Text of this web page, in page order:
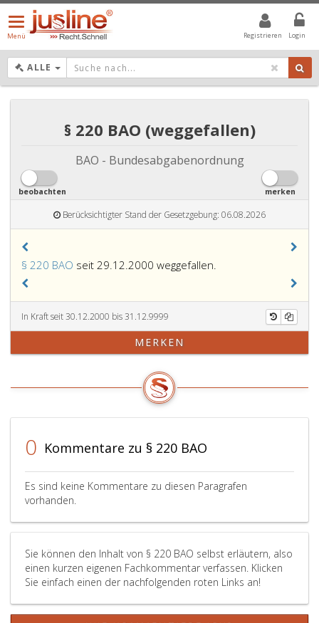
Registrieren Login
Menü
öffnen/schließen
Menü
ALLE DROPDOWN: GEWÄHLTER WERT IST ALLE
§ 220 BAO (weggefallen)
BAO - Bundesabgabenordnung
beobachten merken
Berücksichtigter Stand der Gesetzgebung: 06.08.2026
§ 220 BAO seit 29.12.2000 weggefallen.
In Kraft seit 30.12.2000 bis 31.12.9999
MERKEN
0 Kommentare zu § 220 BAO
Es sind keine Kommentare zu diesen Paragrafen
vorhanden.
Sie können den Inhalt von § 220 BAO selbst erläutern, also
einen kurzen eigenen Fachkommentar verfassen. Klicken
Sie einfach einen der nachfolgenden roten Links an!